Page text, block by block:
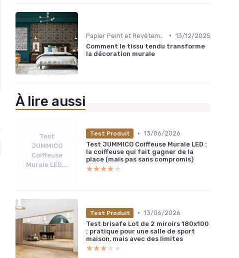
• 13/12/2025
Comment le tissu tendu transforme
la décoration murale
À lire aussi
Test
JUMMICO
Coiffeuse
Murale LED...
Test Produit • 13/06/2026
Test JUMMICO Coiffeuse Murale LED :
la coiffeuse qui fait gagner de la
place (mais pas sans compromis)
★★★★★
★★★★★
Test Produit • 13/06/2026
Test brisafe Lot de 2 miroirs 180x100
: pratique pour une salle de sport
maison, mais avec des limites
★★★★★
★★★★★